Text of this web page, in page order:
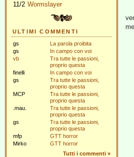
11/2 Wormslayer
ULTIMI COMMENTI
gs
La parola proibita
gs
In campo con voi
vb
Tra tutte le passioni,
proprio questa
finelli
In campo con voi
gs
Tra tutte le passioni,
proprio questa
MCP
Tra tutte le passioni,
proprio questa
.mau.
Tra tutte le passioni,
proprio questa
gs
Tra tutte le passioni,
proprio questa
mfp
GTT horror
Mirko
GTT horror
Tutti i commenti »